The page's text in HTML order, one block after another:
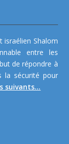
israélien Shalom
entre les
de répondre à
la sécurité pour
suivants...